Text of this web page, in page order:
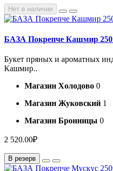
Нет в наличии
БАЗА Покрепче Кашмир
Букет пряных и ароматных
Кашмир..
Магазин Холодово 0
Магазин Жуковский 1
Магазин Бронницы 0
2 520.00₽
В резерв